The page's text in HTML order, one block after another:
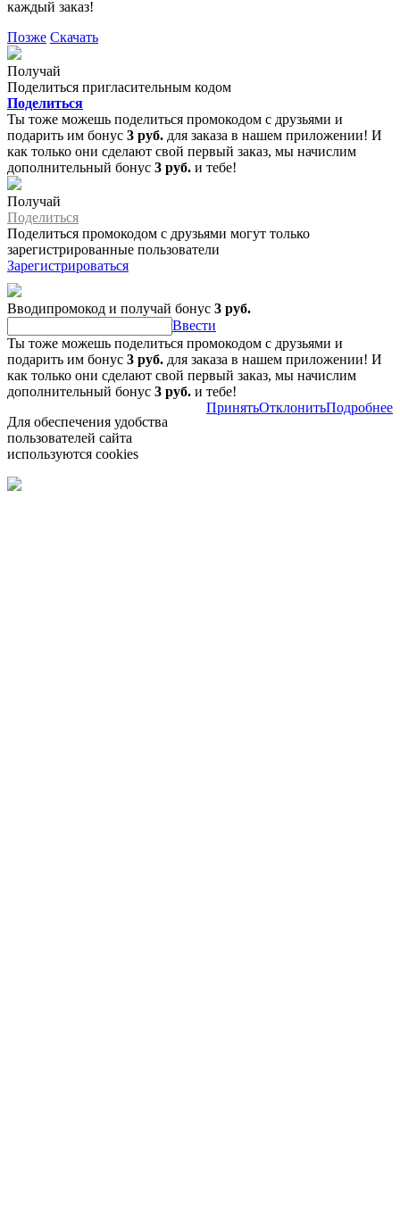
каждый заказ!
Позже Скачать
Получай
Поделиться пригласительным кодом
Поделиться
Ты тоже можешь поделиться промокодом с друзьями и
подарить им бонус 3 руб. для заказа в нашем приложении! И
как только они сделают свой первый заказ, мы начислим
дополнительный бонус 3 руб. и тебе!
Получай
Поделиться
Поделиться промокодом с друзьями могут только
зарегистрированные пользователи
Зарегистрироваться
Вводипромокод и получай бонус 3 руб.
Ввести
Ты тоже можешь поделиться промокодом с друзьями и
подарить им бонус 3 руб. для заказа в нашем приложении! И
как только они сделают свой первый заказ, мы начислим
дополнительный бонус 3 руб. и тебе!
Для обеспечения удобства
пользователей сайта
используются cookies
ПринятьОтклонитьПодробнее